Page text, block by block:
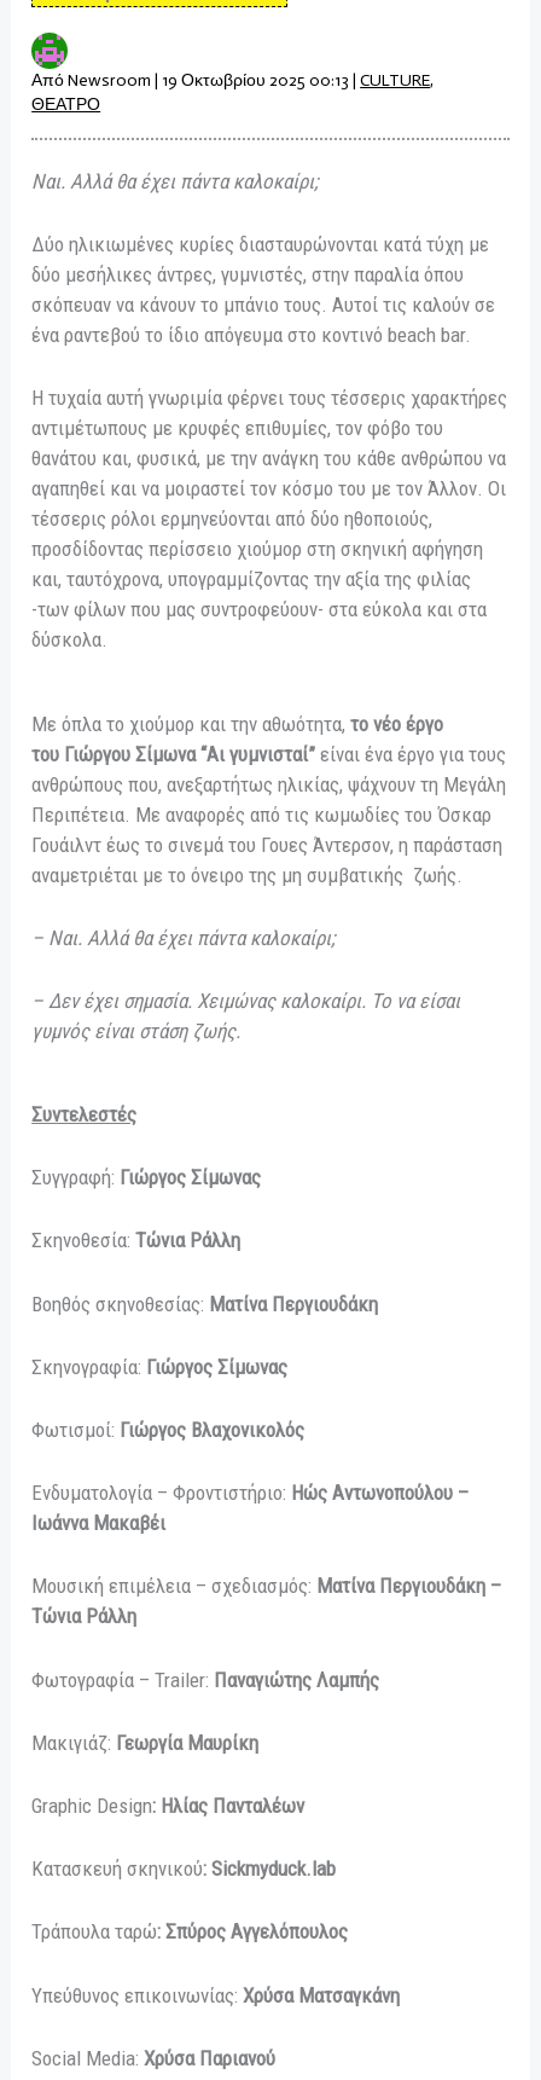
ΑπόNewsroom| 19 Οκτωβρίου 2025 00:13|CULTURE,
ΘΕΑΤΡΟ
Ναι. Αλλά θα έχει πάντα καλοκαίρι;
Δύο ηλικιωμένες κυρίες διασταυρώνονται κατά τύχη με
δύο μεσήλικες άντρες, γυμνιστές, στην παραλία όπου
σκόπευαν να κάνουν το μπάνιο τους. Αυτοί τις καλούν σε
ένα ραντεβού το ίδιο απόγευμα στο κοντινό beach bar.
Η τυχαία αυτή γνωριμία φέρνει τους τέσσερις χαρακτήρες
αντιμέτωπους με κρυφές επιθυμίες, τον φόβο του
θανάτου και, φυσικά, με την ανάγκη του κάθε ανθρώπου να
αγαπηθεί και να μοιραστεί τον κόσμο του με τον Άλλον. Οι
τέσσερις ρόλοι ερμηνεύονται από δύο ηθοποιούς,
προσδίδοντας περίσσειο χιούμορ στη σκηνική αφήγηση
και, ταυτόχρονα, υπογραμμίζοντας την αξία της φιλίας
-των φίλων που μας συντροφεύουν- στα εύκολα και στα
δύσκολα.
Με όπλα το χιούμορ και την αθωότητα,το νέο έργο
του Γιώργου Σίμωνα “Αι γυμνισταί”είναι ένα έργο για τους
ανθρώπους που, ανεξαρτήτως ηλικίας, ψάχνουν τη Μεγάλη
Περιπέτεια. Με αναφορές από τις κωμωδίες του Όσκαρ
Γουάιλντ έως το σινεμά του Γουες Άντερσον, η παράσταση
αναμετριέται με το όνειρο της μη συμβατικής ζωής.
– Ναι. Αλλά θα έχει πάντα καλοκαίρι;
– Δεν έχει σημασία. Χειμώνας καλοκαίρι. Το να είσαι
γυμνός είναι στάση ζωής.
Συντελεστές
Συγγραφή: Γιώργος Σίμωνας
Σκηνοθεσία:Τώνια Ράλλη
Βοηθός σκηνοθεσίας: Ματίνα Περγιουδάκη
Σκηνογραφία: Γιώργος Σίμωνας
Φωτισμοί: Γιώργος Βλαχονικολός
Ενδυματολογία – Φροντιστήριο: Ηώς Αντωνοπούλου –
Ιωάννα Μακαβέι
Μουσική επιμέλεια – σχεδιασμός: Ματίνα Περγιουδάκη –
Τώνια Ράλλη
Φωτογραφία – Trailer: Παναγιώτης Λαμπής
Μακιγιάζ: Γεωργία Μαυρίκη
Graphic Design: Ηλίας Πανταλέων
Κατασκευή σκηνικού:Sickmyduck.lab
Τράπουλα ταρώ: Σπύρος Αγγελόπουλος
Υπεύθυνος επικοινωνίας:Χρύσα Ματσαγκάνη
Social Media:Χρύσα Παριανού